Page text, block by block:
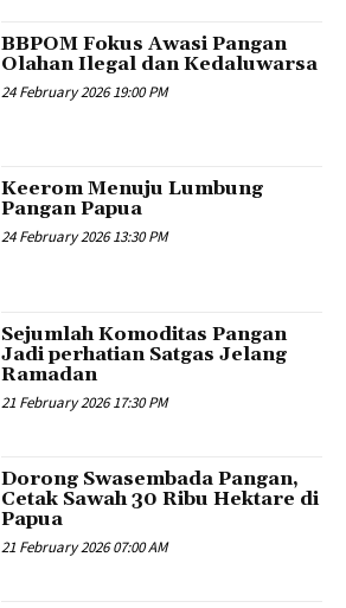
BBPOM Fokus Awasi Pangan
Olahan Ilegal dan Kedaluwarsa
24 February 2026 19:00 PM
Keerom Menuju Lumbung
Pangan Papua
24 February 2026 13:30 PM
Sejumlah Komoditas Pangan
Jadi perhatian Satgas Jelang
Ramadan
21 February 2026 17:30 PM
Dorong Swasembada Pangan,
Cetak Sawah 30 Ribu Hektare di
Papua
21 February 2026 07:00 AM